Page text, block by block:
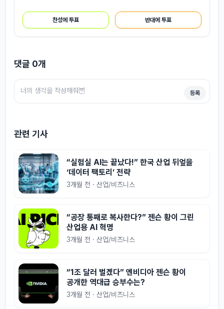
찬성에 투표 반대에 투표
댓글 0개
등록
관련 기사
“실험실 AI는 끝났다!” 한국 산업 뒤엎을
‘데이터 팩토리’ 전략
3개월 전 · 산업/비즈니스
“공장 통째로 복사한다?” 젠슨 황이 그린
산업용 AI 혁명
3개월 전 · 산업/비즈니스
“1조 달러 벌겠다” 엔비디아 젠슨 황이
공개한 역대급 승부수는?
3개월 전 · 산업/비즈니스